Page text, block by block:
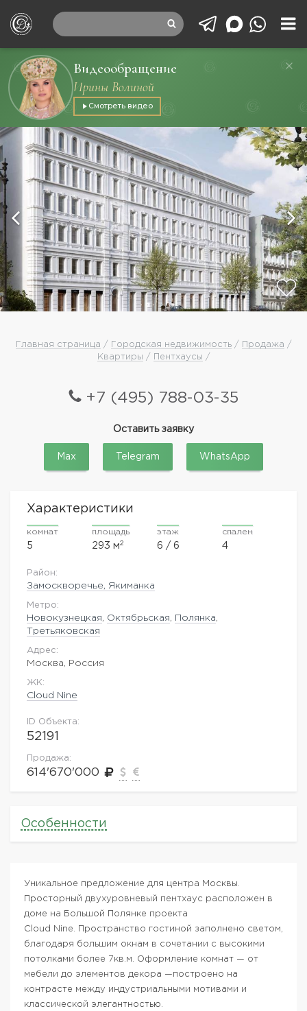
Видеообращение
Ирины Волиной
Смотреть видео
Главная страница / Городская недвижимость/ Продажа /
Квартиры / Пентхаусы /
+7 (495) 788-03-35
Оставить заявку
Max Telegram WhatsApp
Характеристики
комнат
5
площадь
293 м2
этаж
6 / 6
спален
4
Район:
Замоскворечье, Якиманка
Метро:
Новокузнецкая Октябрьская Полянка
Третьяковская
Адрес:
Москва, Россия
ЖK:
Cloud Nine
ID Объекта:
52191
Продажа:
614'670'000
Особенности
Уникальное предложение для центра Москвы.
Просторный двухуровневый пентхаус расположен в
доме на Большой Полянке проекта
Cloud Nine. Пространство гостиной заполнено светом,
благодаря большим окнам в сочетании с высокими
потолками более 7кв.м. Оформление комнат — от
мебели до элементов декора —построено на
контрасте между индустриальными мотивами и
классической элегантностью.